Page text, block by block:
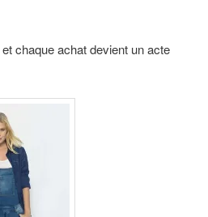
et chaque achat devient un acte